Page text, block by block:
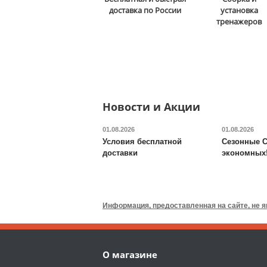
мм DFCB-056-003
дня
доставка по России
установка
тренажеров
Новости и Акции
01.08.2026
Условия бесплатной
доставки
01.08.2026
Сезонные
экономных!
Информация, предоставленная на сайте, не
О магазине